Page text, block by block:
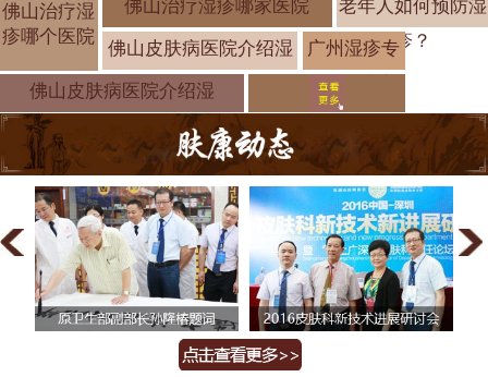
佛山治疗湿
疹哪个医院
佛山治疗湿疹哪家医院
老年人如何预防湿
疹？
佛山皮肤病医院介绍湿
广州湿疹专
科「热点新
佛山皮肤病医院介绍湿